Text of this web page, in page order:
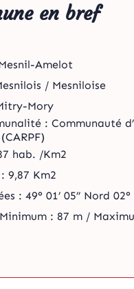
en bref
Amelot
/ Mesniloise
Mory
: Communauté
hab. /Km2
9,87 Km2
: 49° 01’ 05’’ Nord 02°
: 87 m /